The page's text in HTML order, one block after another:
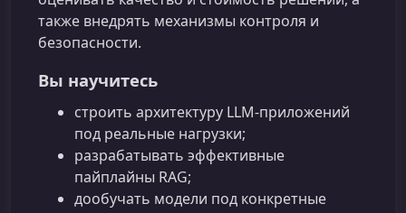
также внедрять механизмы контроля и
безопасности.
Вы научитесь
строить архитектуру LLM‑приложений
под реальные нагрузки;
разрабатывать эффективные
пайплайны RAG;
дообучать модели под конкретные